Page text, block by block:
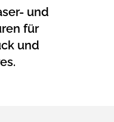
und
für
und